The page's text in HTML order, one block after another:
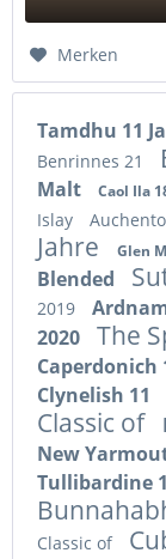
Merken
Tamdhu 11
Benrinnes 21
Malt
Caol Ila
Islay
Jahre
Glen
Blended
2019
2020
The
Caperdonich
Clynelish 11
Classic of
New
Tullibardine
Classic of